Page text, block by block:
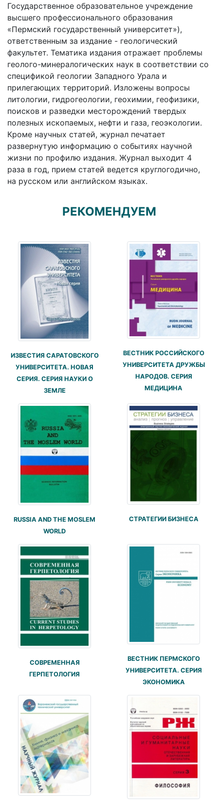
Государственное образовательное учреждение
высшего профессионального образования
«Пермский государственный университет»),
ответственным за издание - геологический
факультет. Тематика издания отражает проблемы
геолого-минералогических наук в соответствии со
спецификой геологии Западного Урала и
прилегающих территорий. Изложены вопросы
литологии, гидрогеологии, геохимии, геофизики,
поисков и разведки месторождений твердых
полезных ископаемых, нефти и газа, геоэкологии.
Кроме научных статей, журнал печатает
развернутую информацию о событиях научной
жизни по профилю издания. Журнал выходит 4
раза в год, прием статей ведется круглогодично,
на русском или английском языках.
РЕКОМЕНДУЕМ
ИЗВЕСТИЯ САРАТОВСКОГО
УНИВЕРСИТЕТА. НОВАЯ
СЕРИЯ. СЕРИЯ НАУКИ О
ЗЕМЛЕ
ВЕСТНИК РОССИЙСКОГО
УНИВЕРСИТЕТА ДРУЖБЫ
НАРОДОВ. СЕРИЯ
МЕДИЦИНА
RUSSIA AND THE MOSLEM
WORLD
СТРАТЕГИИ БИЗНЕСА
СОВРЕМЕННАЯ
ГЕРПЕТОЛОГИЯ
ВЕСТНИК ПЕРМСКОГО
УНИВЕРСИТЕТА. СЕРИЯ
ЭКОНОМИКА